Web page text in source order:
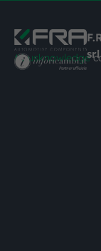
#busknowledgesrl